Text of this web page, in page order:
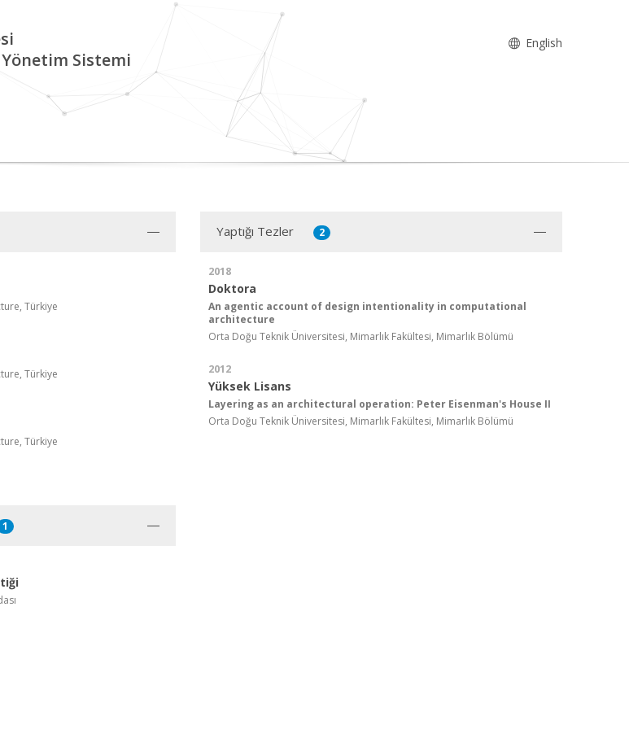
Sistemi
English
Türkiye
Türkiye
Türkiye
Yaptığı Tezler 2
2018
Doktora
An agentic account of design intentionality in computational
architecture
Orta Doğu Teknik Üniversitesi, Mimarlık Fakültesi, Mimarlık Bölümü
2012
Yüksek Lisans
Layering as an architectural operation: Peter Eisenman's House II
Orta Doğu Teknik Üniversitesi, Mimarlık Fakültesi, Mimarlık Bölümü
1